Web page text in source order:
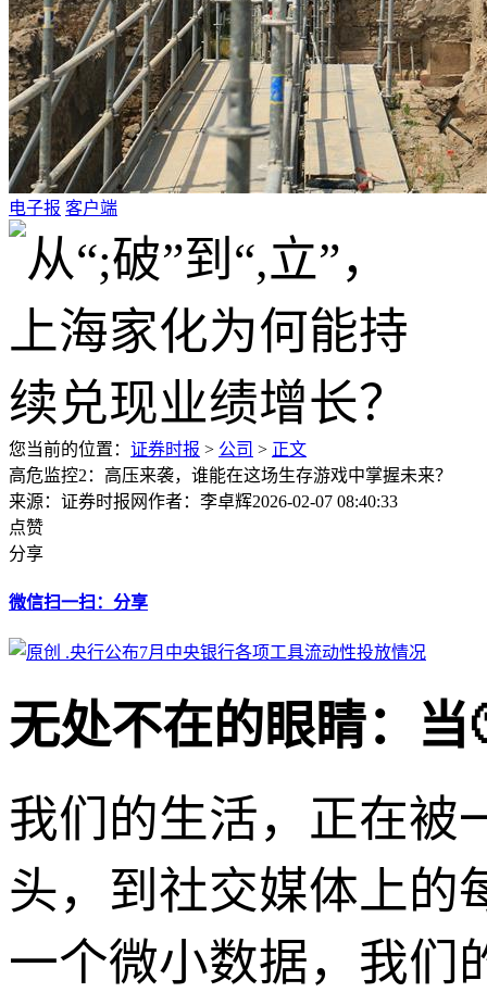
电子报 客户端
您当前的位置： 证券时报 > 公司 > 正文
高危监控2：高压来袭，谁能在这场生存游戏中掌握未来？
来源：证券时报网作者：李卓辉2026-02-07 08:40:33
点赞
分享
微信扫一扫：分享
无处不在的眼睛：
我们的生活，正在被
头，到社交媒体上的
一个微小数据，我们